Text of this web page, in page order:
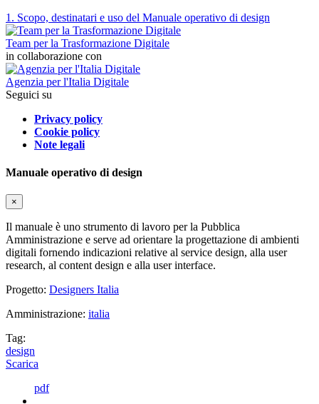
1. Scopo, destinatari e uso del Manuale operativo di design
Team per la Trasformazione Digitale
in collaborazione con
Agenzia per l'Italia Digitale
Seguici su
Privacy policy
Cookie policy
Note legali
Manuale operativo di design
×
Il manuale è uno strumento di lavoro per la Pubblica
Amministrazione e serve ad orientare la progettazione di ambienti
digitali fornendo indicazioni relative al service design, alla user
research, al content design e alla user interface.
Progetto: Designers Italia
Amministrazione: italia
Tag:
design
Scarica
pdf